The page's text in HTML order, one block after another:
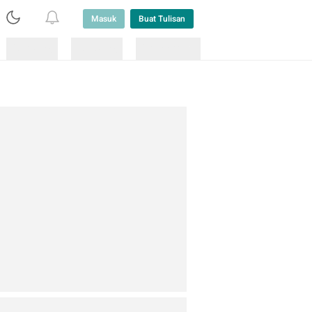
Masuk Buat Tulisan